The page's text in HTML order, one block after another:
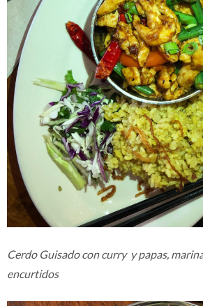
Cerdo Guisado con curry y papas,
encurtidos